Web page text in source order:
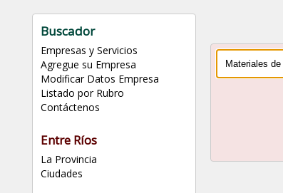
Buscador
Empresas y Servicios
Agregue su Empresa
Modificar Datos Empresa
Listado por Rubro
Contáctenos
Entre Ríos
La Provincia
Ciudades